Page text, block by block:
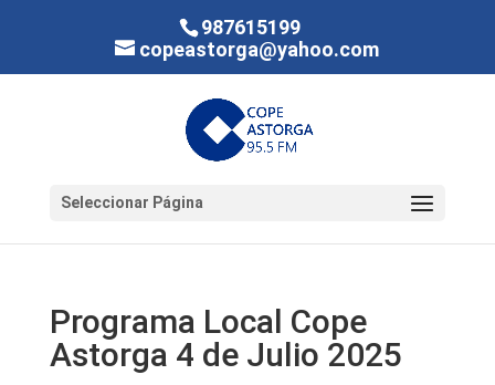
987615199
copeastorga@yahoo.com
Seleccionar Página
Programa Local Cope
Astorga 4 de Julio 2025